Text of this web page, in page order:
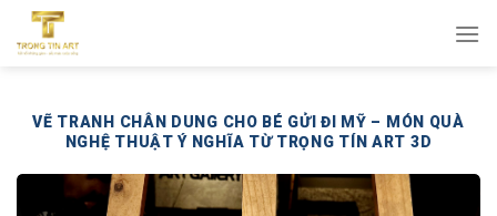
qua
VẼ TRANH CHÂN DUNG CHO BÉ GỬI ĐI MỸ – MÓN QUÀ
NGHỆ THUẬT Ý NGHĨA TỪ TRỌNG TÍN ART 3D